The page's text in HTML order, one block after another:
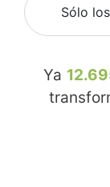
Sólo
Ya